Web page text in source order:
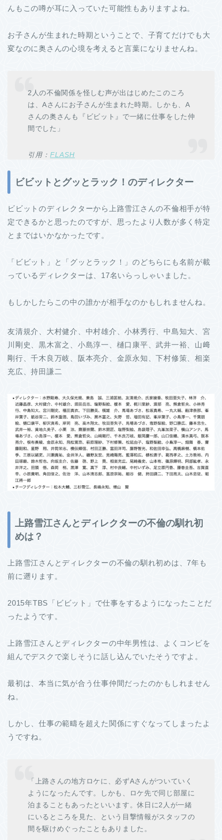
んもこの噂が耳に入っていた可能性もありますよね。
お子さんが生まれた時期ということで、子育てだけでも大
変なのに奥さんの心境を考えると言葉になりませんね。
2人の不倫関係を怪しむ声が出はじめたこのころ
は、Aさんにお子さんが生まれた時期。しかも、A
さんの奥さんも『ビビット』で一緒に仕事をした仲
間でした」
引用：FLASH
ビビットとグッとラック！のディレクター
ビビットのディレクターから上路雪江さんの不倫相手が特
定できるかと思ったのですが、思ったより人数が多く特定
とまではいかなかったです。
「ビビット」と「グッとラック！」のどちらにも名前が載
っているディレクターは、17名いらっしゃいました。
もしかしたらこの中の誰かが相手なのかもしれませんね。
友清規介、大村健介、中村雄介、小林秀行、中島知大、宮
川剛史、黒木富之、小島淳一、樋口康平、武井一裕、山﨑
剛行、千木良万岐、阪本亮介、金原永知、下村修策、相楽
充広、持田謙二
上路雪江さんとディレクターの不倫の馴れ初
めは？
上路雪江さんとディレクターの不倫の馴れ初めは、7年も
前に遡ります。
2015年TBS「ビビット」で仕事をするようになったことだ
ったようです。
上路雪江さんとディレクターの中年男性は、よくコンビを
組んでデスクで楽しそうに話し込んでいたそうですよ。
最初は、本当に気が合う仕事仲間だったのかもしれません
ね。
しかし、仕事の範疇を超えた関係にすぐなってしまったよ
うですね。
「上路さんの地方ロケに、必ずAさんがついていく
ようになったんです。しかも、ロケ先で同じ部屋に
泊まることもあったといいます。休日に2人が一緒
にいるところを見た、という目撃情報がスタッフの
間を駆けめぐったこともありました。